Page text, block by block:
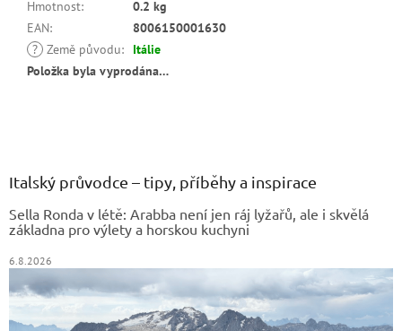
Hmotnost:
0.2 kg
EAN:
8006150001630
? Země původu:
Itálie
Položka byla vyprodána…
Italský průvodce – tipy, příběhy a inspirace
Sella Ronda v létě: Arabba není jen ráj lyžařů, ale i skvělá
základna pro výlety a horskou kuchyni
6.8.2026